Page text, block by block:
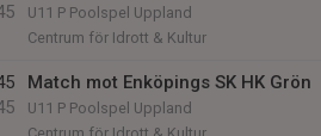
U11 P Poolspel Uppland
Centrum för Idrott & Kultur
Match mot Enköpings SK HK Grön
U11 P Poolspel Uppland